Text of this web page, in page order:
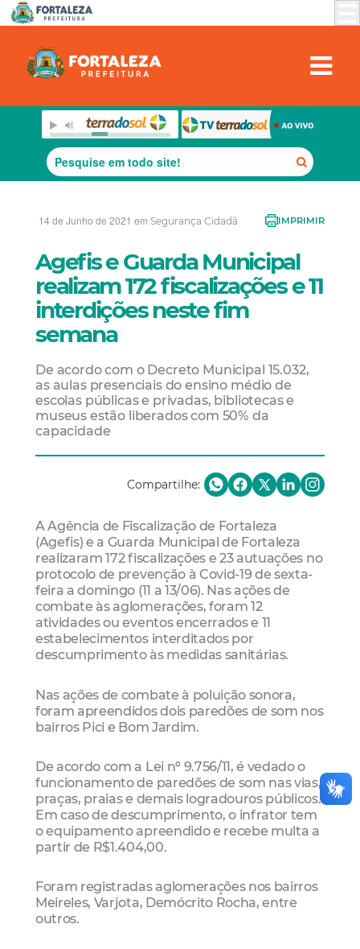
14 de Junho de 2021 em Segurança Cidadã IMPRIMIR
Agefis e Guarda Municipal
realizam 172 fiscalizações e 11
interdições neste fim
semana
De acordo com o Decreto Municipal 15.032,
as aulas presenciais do ensino médio de
escolas públicas e privadas, bibliotecas e
museus estão liberados com 50% da
capacidade
Compartilhe:
A Agência de Fiscalização de Fortaleza
(Agefis) e a Guarda Municipal de Fortaleza
realizaram 172 fiscalizações e 23 autuações no
protocolo de prevenção à Covid-19 de sexta-
feira a domingo (11 a 13/06). Nas ações de
combate às aglomerações, foram 12
atividades ou eventos encerrados e 11
estabelecimentos interditados por
descumprimento às medidas sanitárias.
Nas ações de combate à poluição sonora,
foram apreendidos dois paredões de som nos
bairros Pici e Bom Jardim.
De acordo com a Lei nº 9.756/11, é vedado o
funcionamento de paredões de som nas vias,
praças, praias e demais logradouros públicos.
Em caso de descumprimento, o infrator tem
o equipamento apreendido e recebe multa a
partir de R$1.404,00.
Foram registradas aglomerações nos bairros
Meireles, Varjota, Demócrito Rocha, entre
outros.